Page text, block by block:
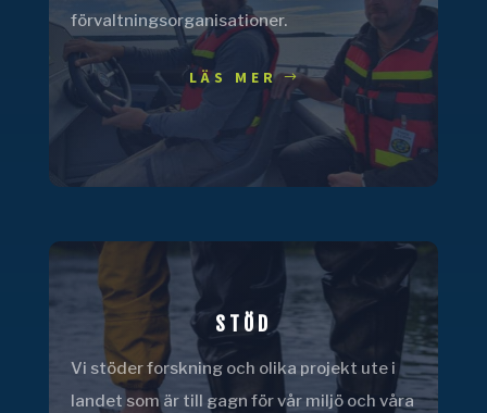
förvaltningsorganisationer.
LÄS MER
STÖD
Vi stöder forskning och olika projekt ute i
landet som är till gagn för vår miljö och våra